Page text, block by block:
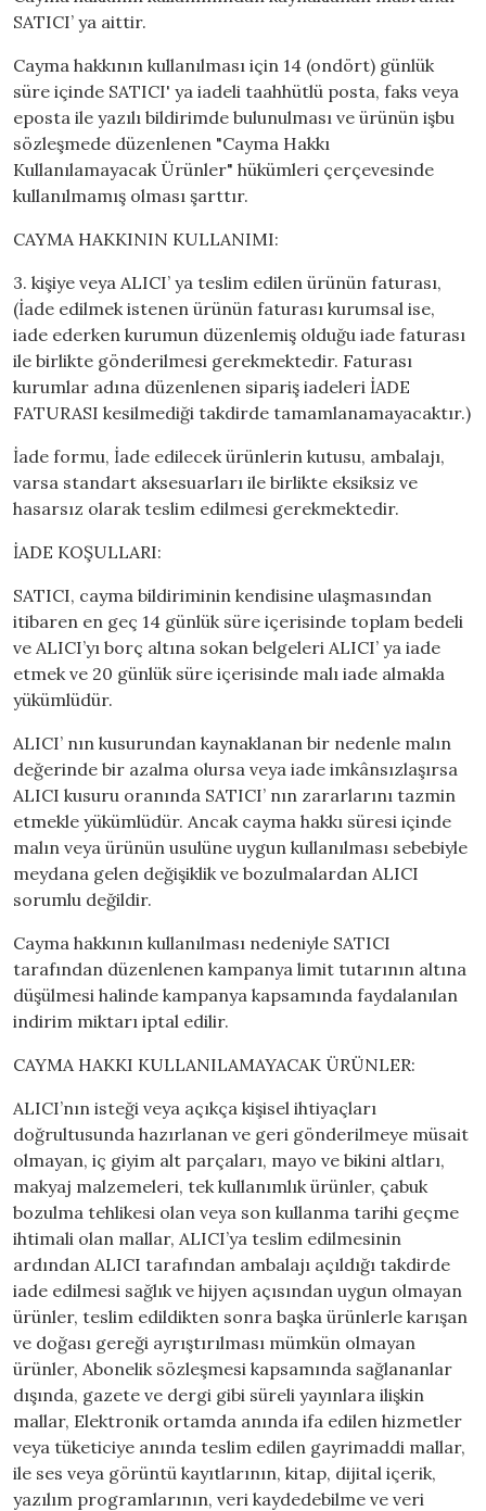
SATICI’ ya aittir.
Cayma hakkının kullanılması için 14 (ondört) günlük
süre içinde SATICI' ya iadeli taahhütlü posta, faks veya
eposta ile yazılı bildirimde bulunulması ve ürünün işbu
sözleşmede düzenlenen "Cayma Hakkı
Kullanılamayacak Ürünler" hükümleri çerçevesinde
kullanılmamış olması şarttır.
CAYMA HAKKININ KULLANIMI:
3. kişiye veya ALICI’ ya teslim edilen ürünün faturası,
(İade edilmek istenen ürünün faturası kurumsal ise,
iade ederken kurumun düzenlemiş olduğu iade faturası
ile birlikte gönderilmesi gerekmektedir. Faturası
kurumlar adına düzenlenen sipariş iadeleri İADE
FATURASI kesilmediği takdirde tamamlanamayacaktır.)
İade formu, İade edilecek ürünlerin kutusu, ambalajı,
varsa standart aksesuarları ile birlikte eksiksiz ve
hasarsız olarak teslim edilmesi gerekmektedir.
İADE KOŞULLARI:
SATICI, cayma bildiriminin kendisine ulaşmasından
itibaren en geç 14 günlük süre içerisinde toplam bedeli
ve ALICI’yı borç altına sokan belgeleri ALICI’ ya iade
etmek ve 20 günlük süre içerisinde malı iade almakla
yükümlüdür.
ALICI’ nın kusurundan kaynaklanan bir nedenle malın
değerinde bir azalma olursa veya iade imkânsızlaşırsa
ALICI kusuru oranında SATICI’ nın zararlarını tazmin
etmekle yükümlüdür. Ancak cayma hakkı süresi içinde
malın veya ürünün usulüne uygun kullanılması sebebiyle
meydana gelen değişiklik ve bozulmalardan ALICI
sorumlu değildir.
Cayma hakkının kullanılması nedeniyle SATICI
tarafından düzenlenen kampanya limit tutarının altına
düşülmesi halinde kampanya kapsamında faydalanılan
indirim miktarı iptal edilir.
CAYMA HAKKI KULLANILAMAYACAK ÜRÜNLER:
ALICI’nın isteği veya açıkça kişisel ihtiyaçları
doğrultusunda hazırlanan ve geri gönderilmeye müsait
olmayan, iç giyim alt parçaları, mayo ve bikini altları,
makyaj malzemeleri, tek kullanımlık ürünler, çabuk
bozulma tehlikesi olan veya son kullanma tarihi geçme
ihtimali olan mallar, ALICI’ya teslim edilmesinin
ardından ALICI tarafından ambalajı açıldığı takdirde
iade edilmesi sağlık ve hijyen açısından uygun olmayan
ürünler, teslim edildikten sonra başka ürünlerle karışan
ve doğası gereği ayrıştırılması mümkün olmayan
ürünler, Abonelik sözleşmesi kapsamında sağlananlar
dışında, gazete ve dergi gibi süreli yayınlara ilişkin
mallar, Elektronik ortamda anında ifa edilen hizmetler
veya tüketiciye anında teslim edilen gayrimaddi mallar,
ile ses veya görüntü kayıtlarının, kitap, dijital içerik,
yazılım programlarının, veri kaydedebilme ve veri